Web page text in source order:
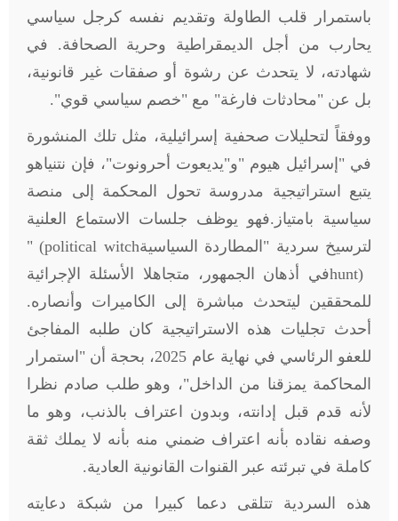
باستمرار قلب الطاولة وتقديم نفسه كرجل سياسي
يحارب من أجل الديمقراطية وحرية الصحافة. في
شهادته، لا يتحدث عن رشوة أو صفقات غير قانونية،
بل عن "محادثات فارغة" مع "خصم سياسي قوي".
ووفقاً لتحليلات صحفية إسرائيلية، مثل تلك المنشورة
في "إسرائيل هيوم "و"يديعوت أحرونوت"، فإن نتنياهو
يتبع استراتيجية مدروسة تحول المحكمة إلى منصة
سياسية بامتياز.فهو يوظف جلسات الاستماع العلنية
لترسيخ سردية "المطاردة السياسية" (political witch
hunt)في أذهان الجمهور، متجاهلا الأسئلة الإجرائية
للمحققين ليتحدث مباشرة إلى الكاميرات وأنصاره.
أحدث تجليات هذه الاستراتيجية كان طلبه المفاجئ
للعفو الرئاسي في نهاية عام 2025، بحجة أن "استمرار
المحاكمة يمزقنا من الداخل"، وهو طلب صادم نظرا
لأنه قدم قبل إدانته، وبدون اعتراف بالذنب، وهو ما
وصفه نقاده بأنه اعتراف ضمني منه بأنه لا يملك ثقة
كاملة في تبرئته عبر القنوات القانونية العادية.
هذه السردية تتلقى دعما كبيرا من شبكة دعايته